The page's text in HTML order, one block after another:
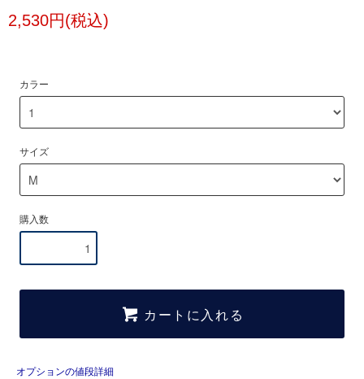
2,530円(税込)
カラー
サイズ
購入数
カートに入れる
オプションの値段詳細